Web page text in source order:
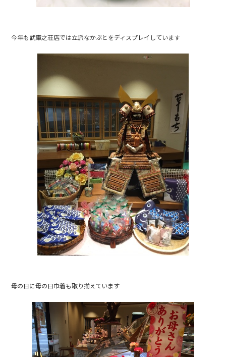
今年も武庫之荘店では立派なかぶとをディスプレイしています
母の日に母の日巾着も取り揃えています